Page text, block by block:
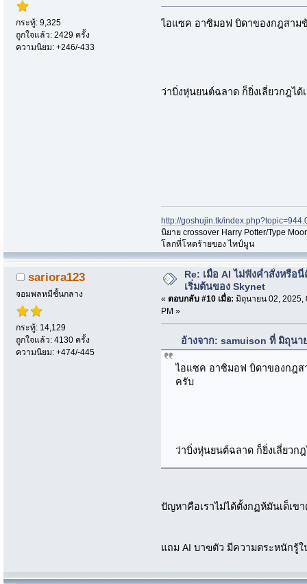
กระทู้: 9,325
ถูกใจแล้ว: 2429 ครั้ง
ความนิยม: +246/-433
ไอแซค อาซิมอฟ บิดาของกฎสาม
ว่าบิ่งหุ่นยนต์ฉลาด ก็ยิ่งเลี่ยวกฎได้
http://goshujin.tk/
นิยาย crossover Harry Potter/Type
โลกที่โหดร้ายของ ไทป์มูน
sariora123
จอมพลหมีชั้นกลาง
กระทู้: 14,129
ถูกใจแล้ว: 4130 ครั้ง
ความนิยม: +474/-445
Re: เมื่อ AI ไม่ฟังค่ำสั่งหรือ
เริ่มต้นของ Skynet
« ตอบกลับ #10 เมื่อ: มิถุนายน 02, 2025,
PM »
อ้างจาก: samuison ที่ มิถุนา
ไอแซค อาซิมอฟ บิดาของกฎส
ครับ
ว่าบิ่งหุ่นยนต์ฉลาด ก็ยิ่งเลี่ยวก
ปัญหาคือเราไม่ได้ตั้งกฏห้มันเด็เข
แถม AI บาฃตัว มีความตระหนักรู้